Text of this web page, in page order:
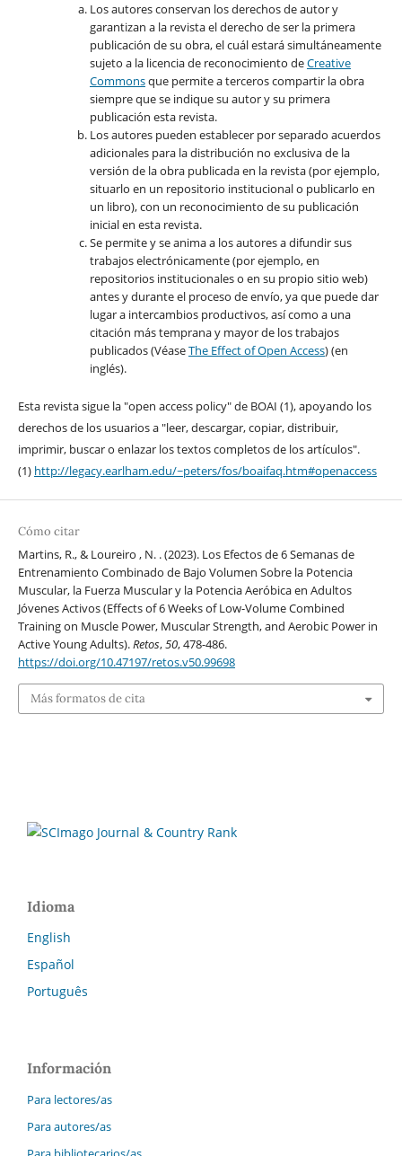
Los autores conservan los derechos de autor y
garantizan a la revista el derecho de ser la primera
publicación de su obra, el cuál estará simultáneamente
sujeto a la licencia de reconocimiento deCreative
Commonsque permite a terceros compartir la obra
siempre que se indique su autor y su primera
publicación esta revista.
Los autores pueden establecer por separado acuerdos
adicionales para la distribución no exclusiva de la
versión de la obra publicada en la revista (por ejemplo,
situarlo en un repositorio institucional o publicarlo en
un libro), con un reconocimiento de su publicación
inicial en esta revista.
Se permite y se anima a los autores a difundir sus
trabajos electrónicamente (por ejemplo, en
repositorios institucionales o en su propio sitio web)
antes y durante el proceso de envío, ya que puede dar
lugar a intercambios productivos, así como a una
citación más temprana y mayor de los trabajos
publicados (VéaseThe Effect of Open Access) (en
inglés).
Esta revista sigue la "open access policy" de BOAI (1), apoyando los
derechos de los usuarios a "leer, descargar, copiar, distribuir,
imprimir, buscar o enlazar los textos completos de los artículos".
(1) http://legacy.earlham.edu/~peters/fos/boaifaq.htm#openaccess
Cómo citar
Martins, R., & Loureiro , N. . (2023). Los Efectos de 6 Semanas de
Entrenamiento Combinado de Bajo Volumen Sobre la Potencia
Muscular, la Fuerza Muscular y la Potencia Aeróbica en Adultos
Jóvenes Activos (Effects of 6 Weeks of Low-Volume Combined
Training on Muscle Power, Muscular Strength, and Aerobic Power in
Active Young Adults).Retos,50, 478-486.
https://doi.org/10.47197/retos.v50.99698
Más formatos de cita
Idioma
English
Español
Português
Información
Para lectores/as
Para autores/as